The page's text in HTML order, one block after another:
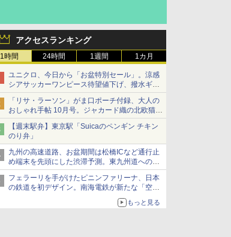
アクセスランキング
1時間 24時間 1週間 1カ月
ユニクロ、今日から「お盆特別セール」。涼感
シアサッカーワンピース待望値下げ、撥水ギア
ショーツは1990円に
「リサ・ラーソン」がま口ポーチ付録、大人の
おしゃれ手帖 10月号。ジャカード織の北欧猫デ
ザイン
【週末駅弁】東京駅「Suicaのペンギン チキン
のり弁」
九州の高速道路、お盆期間は松橋ICなど通行止
め端末を先頭にした渋滞予測。東九州道への迂
回は料金調整を実施
フェラーリを手がけたピニンファリーナ、日本
の鉄道を初デザイン。南海電鉄が新たな「空港
もっと見る